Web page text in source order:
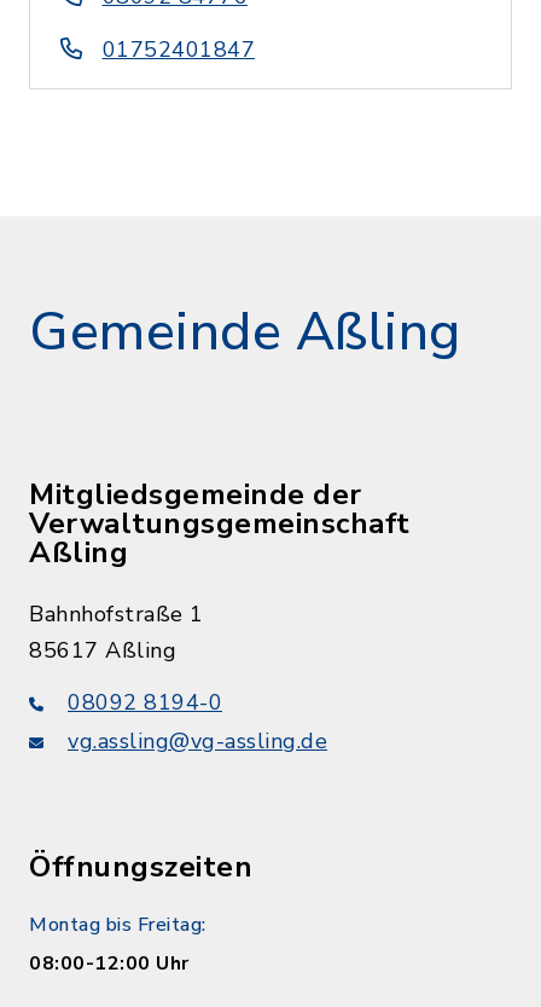
01752401847
Gemeinde Aßling
Mitgliedsgemeinde der
Verwaltungsgemeinschaft
Aßling
Bahnhofstraße 1
85617 Aßling
08092 8194-0
vg.assling@vg-assling.de
Öffnungszeiten
Montag bis Freitag:
08:00-12:00 Uhr